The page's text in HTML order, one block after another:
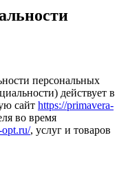
персональных
действует в
сайт https://primavera-
во время
opt.ru/, услуг и товаров